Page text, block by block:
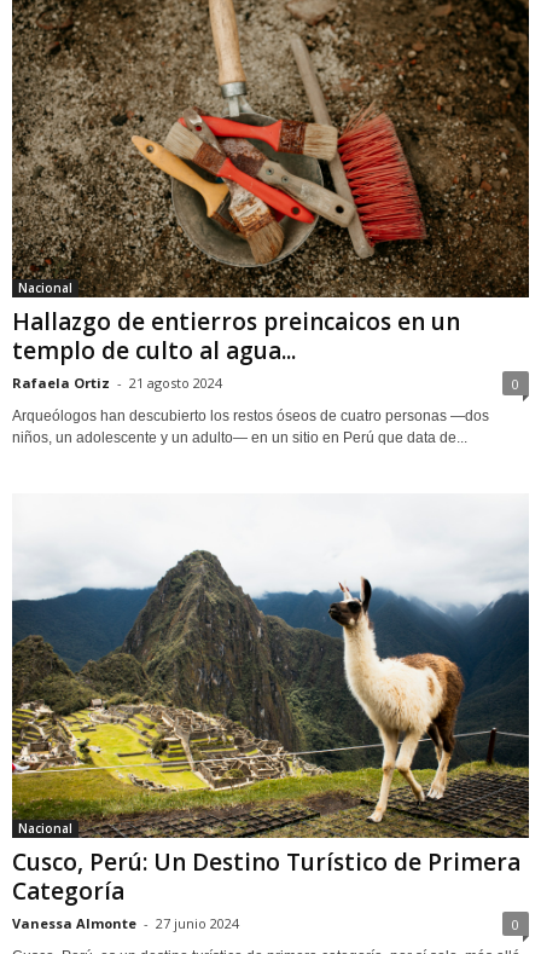
Nacional
Hallazgo de entierros preincaicos en un
templo de culto al agua...
Rafaela Ortiz - 21 agosto 2024 0
Arqueólogos han descubierto los restos óseos de cuatro personas —dos
niños, un adolescente y un adulto— en un sitio en Perú que data de...
Nacional
Cusco, Perú: Un Destino Turístico de Primera
Categoría
Vanessa Almonte - 27 junio 2024 0